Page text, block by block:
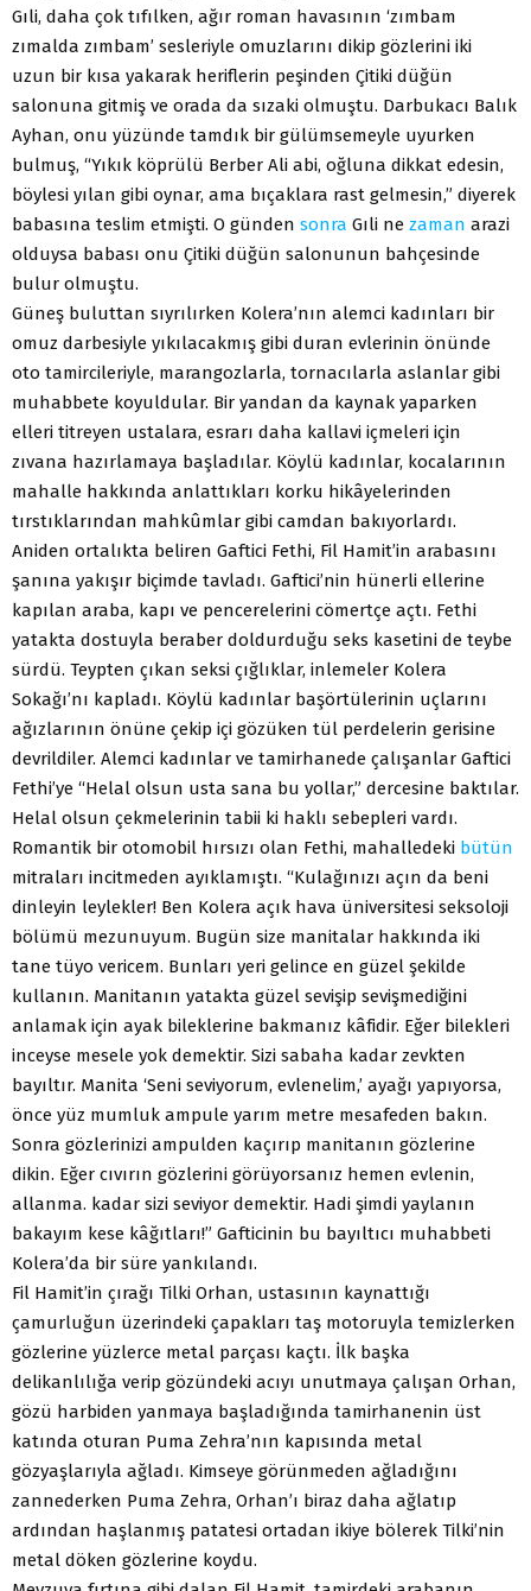
Gıli, daha çok tıfılken, ağır roman havasının ‘zımbam
zımalda zımbam’ sesleriyle omuzlarını dikip gözlerini iki
uzun bir kısa yakarak heriflerin peşinden Çitiki düğün
salonuna gitmiş ve orada da sızaki olmuştu. Darbukacı Balık
Ayhan, onu yüzünde tamdık bir gülümsemeyle uyurken
bulmuş, “Yıkık köprülü Berber Ali abi, oğluna dikkat edesin,
böylesi yılan gibi oynar, ama bıçaklara rast gelmesin,” diyerek
babasına teslim etmişti. O günden sonra Gıli ne zaman arazi
olduysa babası onu Çitiki düğün salonunun bahçesinde
bulur olmuştu.
Güneş buluttan sıyrılırken Kolera’nın alemci kadınları bir
omuz darbesiyle yıkılacakmış gibi duran evlerinin önünde
oto tamircileriyle, marangozlarla, tornacılarla aslanlar gibi
muhabbete koyuldular. Bir yandan da kaynak yaparken
elleri titreyen ustalara, esrarı daha kallavi içmeleri için
zıvana hazırlamaya başladılar. Köylü kadınlar, kocalarının
mahalle hakkında anlattıkları korku hikâyelerinden
tırstıklarından mahkûmlar gibi camdan bakıyorlardı.
Aniden ortalıkta beliren Gaftici Fethi, Fil Hamit’in arabasını
şanına yakışır biçimde tavladı. Gaftici’nin hünerli ellerine
kapılan araba, kapı ve pencerelerini cömertçe açtı. Fethi
yatakta dostuyla beraber doldurduğu seks kasetini de teybe
sürdü. Teypten çıkan seksi çığlıklar, inlemeler Kolera
Sokağı’nı kapladı. Köylü kadınlar başörtülerinin uçlarını
ağızlarının önüne çekip içi gözüken tül perdelerin gerisine
devrildiler. Alemci kadınlar ve tamirhanede çalışanlar Gaftici
Fethi’ye “Helal olsun usta sana bu yollar,” dercesine baktılar.
Helal olsun çekmelerinin tabii ki haklı sebepleri vardı.
Romantik bir otomobil hırsızı olan Fethi, mahalledeki bütün
mitraları incitmeden ayıklamıştı. “Kulağınızı açın da beni
dinleyin leylekler! Ben Kolera açık hava üniversitesi seksoloji
bölümü mezunuyum. Bugün size manitalar hakkında iki
tane tüyo vericem. Bunları yeri gelince en güzel şekilde
kullanın. Manitanın yatakta güzel sevişip sevişmediğini
anlamak için ayak bileklerine bakmanız kâfidir. Eğer bilekleri
inceyse mesele yok demektir. Sizi sabaha kadar zevkten
bayıltır. Manita ‘Seni seviyorum, evlenelim,’ ayağı yapıyorsa,
önce yüz mumluk ampule yarım metre mesafeden bakın.
Sonra gözlerinizi ampulden kaçırıp manitanın gözlerine
dikin. Eğer cıvırın gözlerini görüyorsanız hemen evlenin,
allanma. kadar sizi seviyor demektir. Hadi şimdi yaylanın
bakayım kese kâğıtları!” Gafticinin bu bayıltıcı muhabbeti
Kolera’da bir süre yankılandı.
Fil Hamit’in çırağı Tilki Orhan, ustasının kaynattığı
çamurluğun üzerindeki çapakları taş motoruyla temizlerken
gözlerine yüzlerce metal parçası kaçtı. İlk başka
delikanlılığa verip gözündeki acıyı unutmaya çalışan Orhan,
gözü harbiden yanmaya başladığında tamirhanenin üst
katında oturan Puma Zehra’nın kapısında metal
gözyaşlarıyla ağladı. Kimseye görünmeden ağladığını
zannederken Puma Zehra, Orhan’ı biraz daha ağlatıp
ardından haşlanmış patatesi ortadan ikiye bölerek Tilki’nin
metal döken gözlerine koydu.